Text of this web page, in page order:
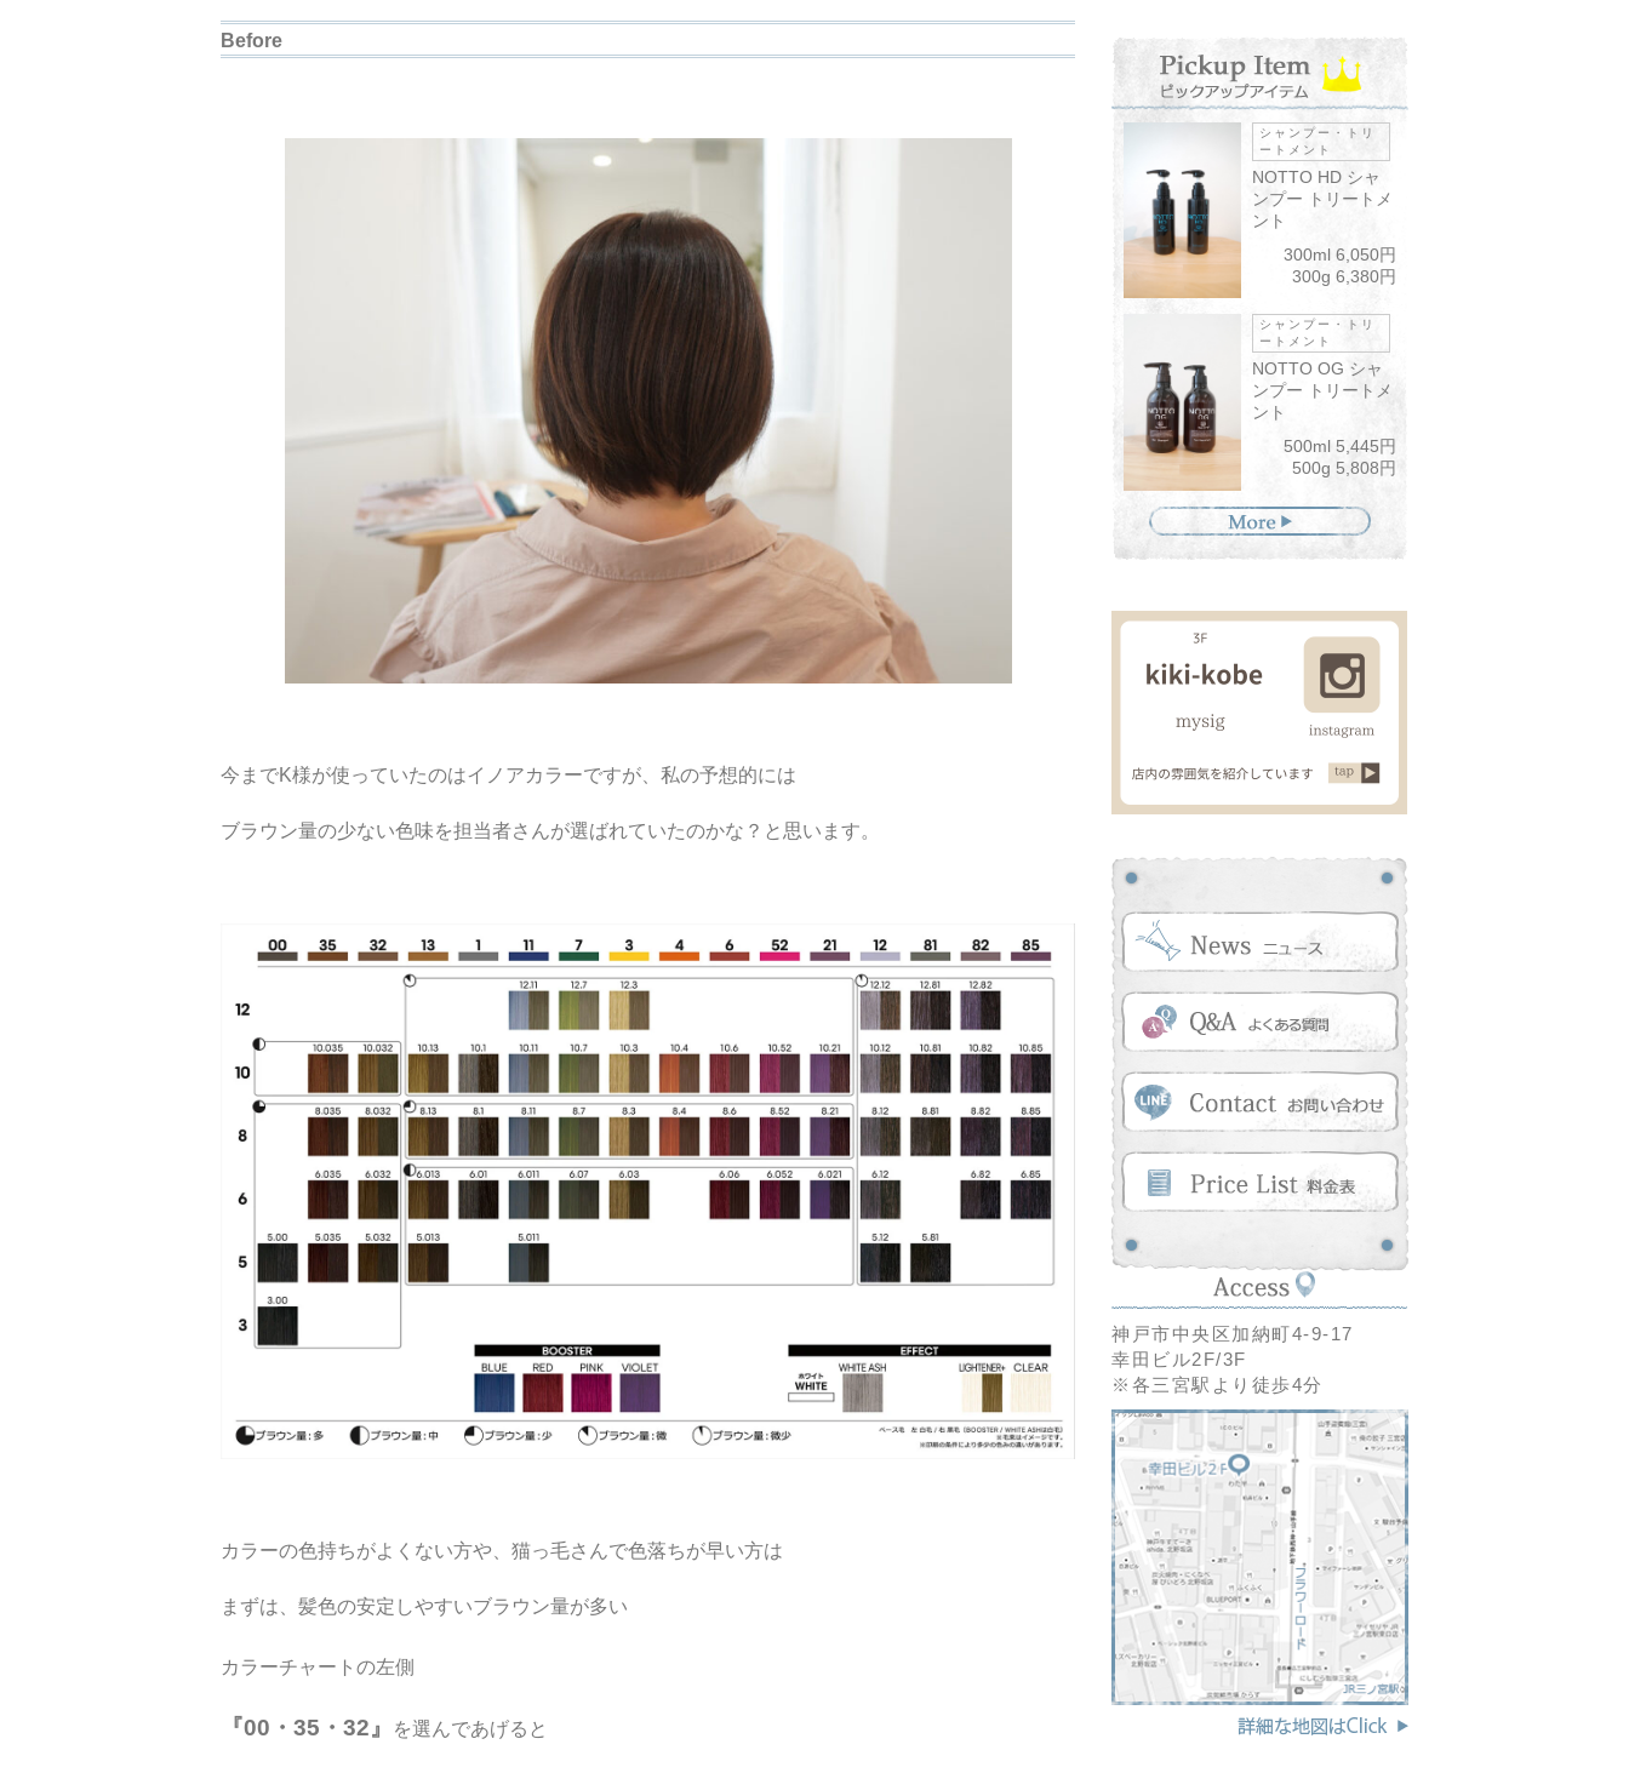
Before
今までK様が使っていたのはイノアカラーですが、私の予想的には
ブラウン量の少ない色味を担当者さんが選ばれていたのかな？と思います。
カラーの色持ちがよくない方や、猫っ毛さんで色落ちが早い方は
まずは、髪色の安定しやすいブラウン量が多い
カラーチャートの左側
『00・35・32』 を選んであげると
シャンプー・トリ
ートメント
NOTTO HD シャ
ンプー トリートメ
ント
300ml 6,050円
300g 6,380円
シャンプー・トリ
ートメント
NOTTO OG シャ
ンプー トリートメ
ント
500ml 5,445円
500g 5,808円
神戸市中央区加納町4-9-17
幸田ビル2F/3F
※各三宮駅より徒歩4分